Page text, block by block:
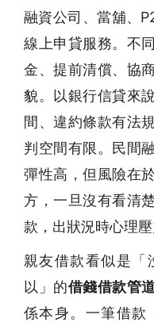
融資公司、當舖、
線上申貸服務。不
金、提前清償、協
貌。以銀行信貸來
間、違約條款有法
判空間有限。民間
彈性高，但風險在
方，一旦沒有看清
款，出狀況時心理壓
親友借款看似是「
以」的借錢借款管
係本身。一筆借款